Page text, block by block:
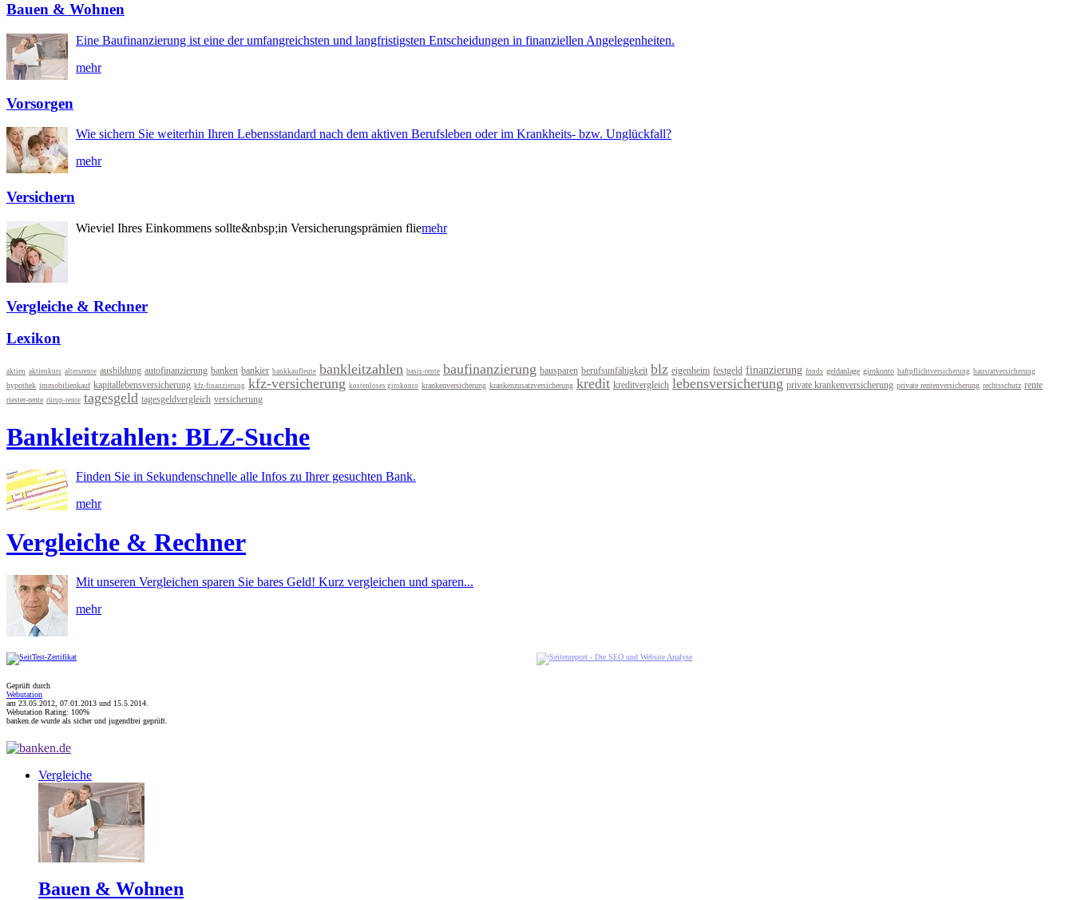
Bauen & Wohnen
Eine Baufinanzierung ist eine der umfangreichsten und langfristigsten Entscheidungen in finanziellen Angelegenheiten.
mehr
Vorsorgen
Wie sichern Sie weiterhin Ihren Lebensstandard nach dem aktiven Berufsleben oder im Krankheits- bzw. Unglückfall?
mehr
Versichern
Wieviel Ihres Einkommens sollte&nbsp;in Versicherungsprämien fliemehr
Vergleiche & Rechner
Lexikon
aktien aktienkurs altersrente ausbildung autofinanzierung banken bankier bankkaufleute bankleitzahlen basis-rente baufinanzierung bausparen berufsunfähigkeit blz eigenheim festgeld finanzierung fonds geldanlage girokonto haftpflichtversicherung hausratversicherung
hypothek immobilienkauf kapitallebensversicherung kfz-finanzierung kfz-versicherung kostenloses girokonto krankenversicherung krankenzusatzversicherung kredit kreditvergleich lebensversicherung private krankenversicherung private rentenversicherung rechtsschutz rente
riester-rente rürup-rente tagesgeld tagesgeldvergleich versicherung
Bankleitzahlen: BLZ-Suche
Finden Sie in Sekundenschnelle alle Infos zu Ihrer gesuchten Bank.
mehr
Vergleiche & Rechner
Mit unseren Vergleichen sparen Sie bares Geld! Kurz vergleichen und sparen...
mehr
Geprüft durch
Webutation
am 23.05.2012, 07.01.2013 und 15.5.2014
Webutation Rating: 100%
banken.de wurde als sicher und jugendfrei geprüft.
Vergleiche
Bauen & Wohnen